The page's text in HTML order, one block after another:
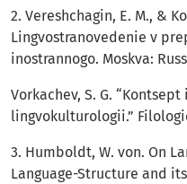
2. Vereshchagin, E. M., &
Lingvostranovedenie v
inostrannogo. Moskva:
Vorkachev, S. G.
lingvokulturologii.”
3. Humboldt, W. von. On
Language-Structure and